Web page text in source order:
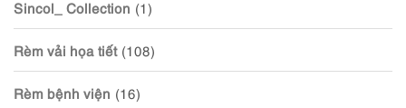
Sincol_ Collection (1)
Rèm vải họa tiết (108)
Rèm bệnh viện (16)